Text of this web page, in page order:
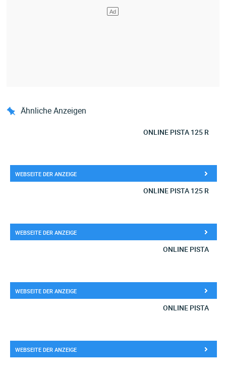
Ähnliche Anzeigen
ONLINE PISTA 125 R
WEBSEITE DER ANZEIGE
ONLINE PISTA 125 R
WEBSEITE DER ANZEIGE
ONLINE PISTA
WEBSEITE DER ANZEIGE
ONLINE PISTA
WEBSEITE DER ANZEIGE